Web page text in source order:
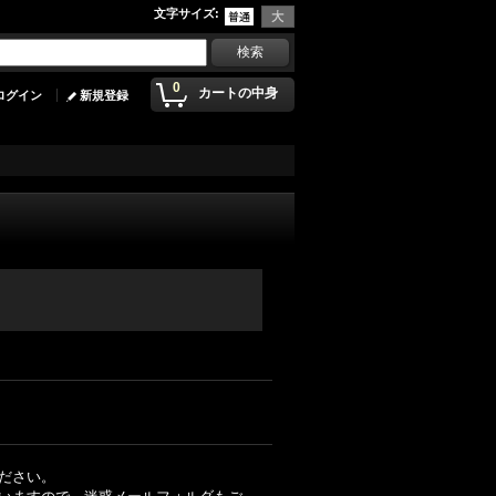
文字サイズ:
0 カートの中身
グイン 新規登録
さい。